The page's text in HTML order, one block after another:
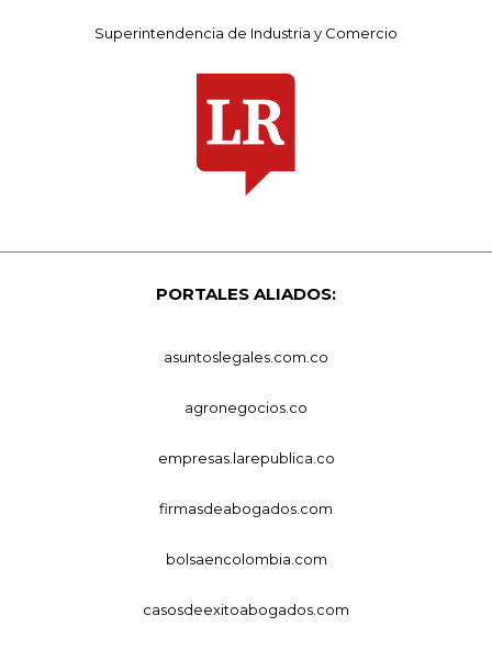
Superintendencia de Industria y Comercio
PORTALES ALIADOS:
asuntoslegales.com.co
agronegocios.co
empresas.larepublica.co
firmasdeabogados.com
bolsaencolombia.com
casosdeexitoabogados.com